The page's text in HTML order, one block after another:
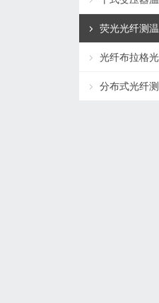
荧光光纤测温
光纤布拉格
分布式光纤